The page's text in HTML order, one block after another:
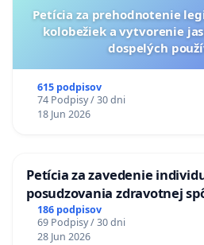
Petícia za prehodnotenie
kolobežiek a vytvorenie
dospelých
615 podpisov
74 Podpisy / 30 dni
18 Jun 2026
Petícia za zavedenie
posudzovania zdravotnej
diabetom 1. a 2. typu pri
Policajného zboru SR
186 podpisov
69 Podpisy / 30 dni
28 Jun 2026